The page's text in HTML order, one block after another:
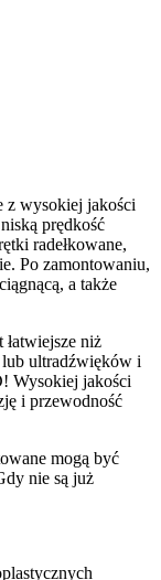
z wysokiej jakości
prędkość
radełkowane,
Po zamontowaniu,
a także
niż
ultradźwięków i
Wysokiej jakości
i przewodność
mogą być
nie są już